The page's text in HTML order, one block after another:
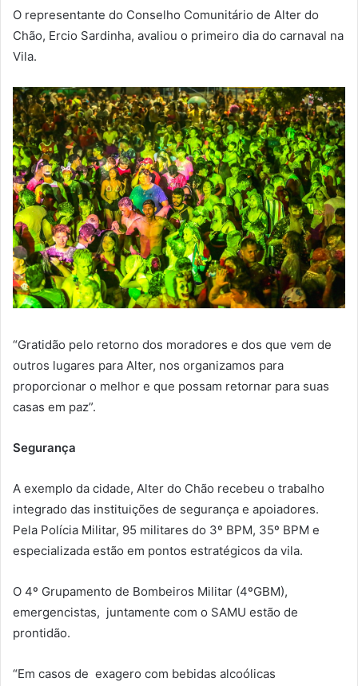
O representante do Conselho Comunitário de Alter do
Chão, Ercio Sardinha, avaliou o primeiro dia do carnaval na
Vila.
“Gratidão pelo retorno dos moradores e dos que vem de
outros lugares para Alter, nos organizamos para
proporcionar o melhor e que possam retornar para suas
casas em paz”.
Segurança
A exemplo da cidade, Alter do Chão recebeu o trabalho
integrado das instituições de segurança e apoiadores.
Pela Polícia Militar, 95 militares do 3º BPM, 35º BPM e
especializada estão em pontos estratégicos da vila.
O 4º Grupamento de Bombeiros Militar (4ºGBM),
emergencistas, juntamente com o SAMU estão de
prontidão.
“Em casos de exagero com bebidas alcoólicas